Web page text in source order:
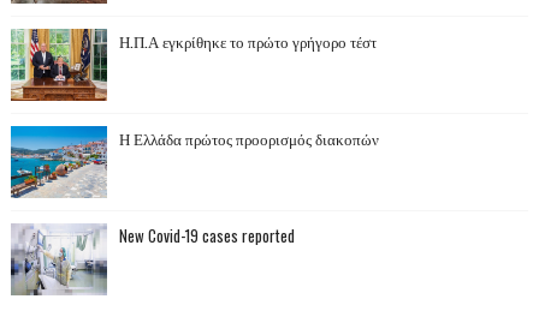
Η.Π.Α εγκρίθηκε το πρώτο γρήγορο τέστ
Η Ελλάδα πρώτος προορισμός διακοπών
New Covid-19 cases reported